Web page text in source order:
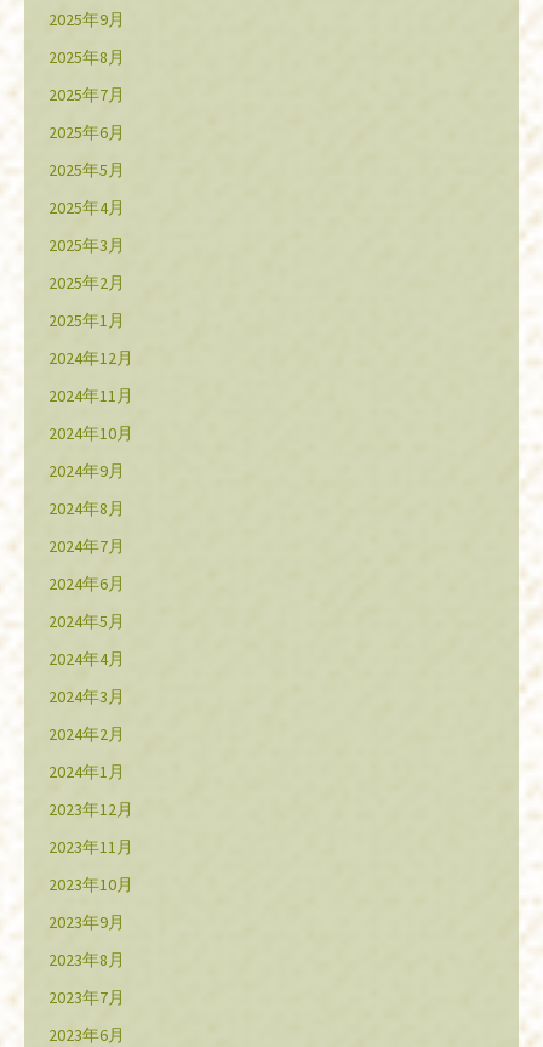
2025年9月
2025年8月
2025年7月
2025年6月
2025年5月
2025年4月
2025年3月
2025年2月
2025年1月
2024年12月
2024年11月
2024年10月
2024年9月
2024年8月
2024年7月
2024年6月
2024年5月
2024年4月
2024年3月
2024年2月
2024年1月
2023年12月
2023年11月
2023年10月
2023年9月
2023年8月
2023年7月
2023年6月